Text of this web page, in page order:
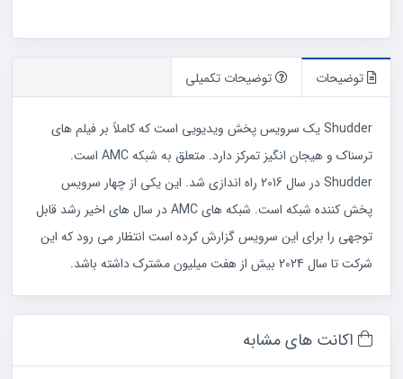
توضیحات توضیحات تکمیلی
Shudder یک سرویس پخش ویدیویی است که کاملاً بر فیلم های
ترسناک و هیجان انگیز تمرکز دارد. متعلق به شبکه AMC است.
Shudder در سال 2016 راه اندازی شد. این یکی از چهار سرویس
پخش کننده شبکه است. شبکه های AMC در سال های اخیر رشد قابل
توجهی را برای این سرویس گزارش کرده است انتظار می رود که این
شرکت تا سال 2024 بیش از هفت میلیون مشترک داشته باشد.
اکانت های مشابه